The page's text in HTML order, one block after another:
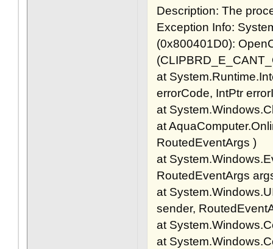
Description: The
Exception Info:
(0x800401D0):
at
errorCode, IntPtr
at
at
RoutedEventArgs )
at
RoutedEventArgs
at
sender,
at
at